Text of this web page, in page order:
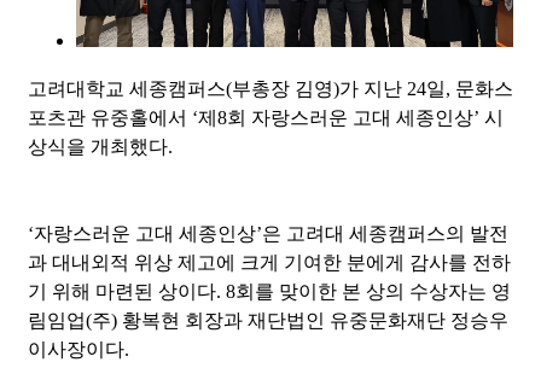
고려대학교 세종캠퍼스(부총장 김영)가 지난 24일, 문화스
포츠관 유중홀에서 ‘제8회 자랑스러운 고대 세종인상’ 시
상식을 개최했다.
‘자랑스러운 고대 세종인상’은 고려대 세종캠퍼스의 발전
과 대내외적 위상 제고에 크게 기여한 분에게 감사를 전하
기 위해 마련된 상이다. 8회를 맞이한 본 상의 수상자는 영
림임업(주) 황복현 회장과 재단법인 유중문화재단 정승우
이사장이다.